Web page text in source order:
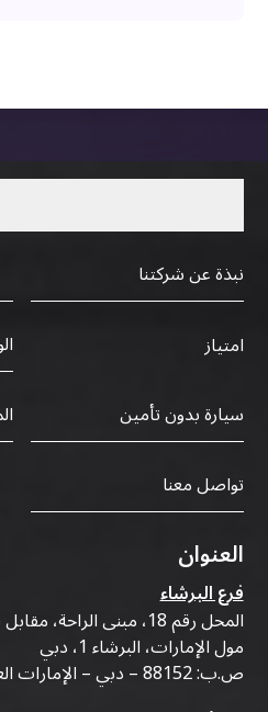
نبذة عن شركتنا
امتياز
سيارة بدون تأمين
تواصل معنا
العنوان
فرع البرشاء
المحل رقم 18، مبنى
مول الإمارات، البرشاء 1، دبي
ص.ب: 88152 – دبي – الإمارات العربية المتحدة